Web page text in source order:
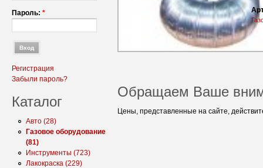
Пароль: *
Регистрация
Забыли пароль?
Каталог
Авто (28)
Газовое оборудование
(81)
Инструменты (723)
Лакокраска (229)
Обращаем Ваше
Цены, представленные на сайте,